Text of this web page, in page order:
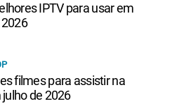
IPTV para usar em
filmes para assistir na
de 2026